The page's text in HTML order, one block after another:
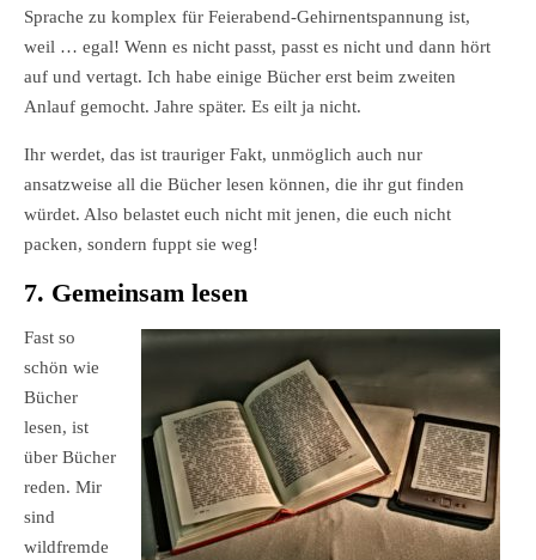
Sprache zu komplex für Feierabend-Gehirnentspannung ist,
weil … egal! Wenn es nicht passt, passt es nicht und dann hört
auf und vertagt. Ich habe einige Bücher erst beim zweiten
Anlauf gemocht. Jahre später. Es eilt ja nicht.
Ihr werdet, das ist trauriger Fakt, unmöglich auch nur
ansatzweise all die Bücher lesen können, die ihr gut finden
würdet. Also belastet euch nicht mit jenen, die euch nicht
packen, sondern fuppt sie weg!
7. Gemeinsam lesen
Fast so
schön wie
Bücher
lesen, ist
über Bücher
reden. Mir
sind
wildfremde